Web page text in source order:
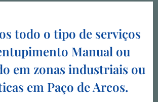
todo o tipo de serviços
Manual ou
em zonas industriais ou
em Paço de Arcos.